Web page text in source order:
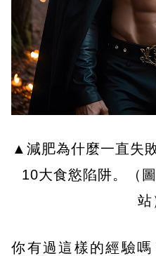
▲減肥為什麼一直失
10大食慾陷阱。（
站
你有過這樣的經驗